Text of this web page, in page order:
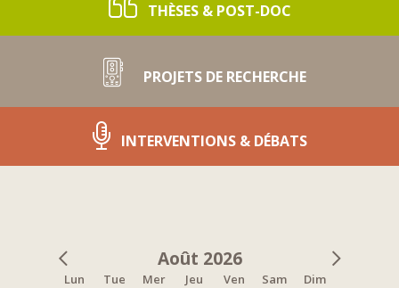
THÈSES & POST-DOC
PROJETS DE RECHERCHE
INTERVENTIONS & DÉBATS
Août 2026
Lun Tue Mer Jeu Ven Sam Dim